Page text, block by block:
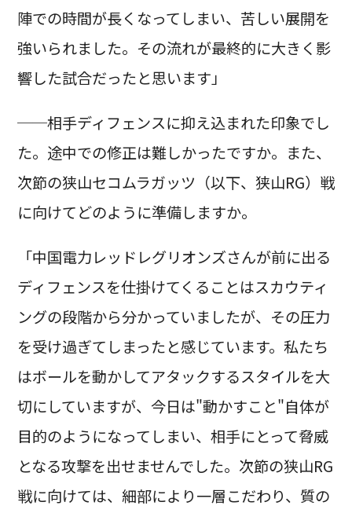
陣での時間が長くなってしまい、苦しい展開を
強いられました。その流れが最終的に大きく影
響した試合だったと思います」
──相手ディフェンスに抑え込まれた印象でし
た。途中での修正は難しかったですか。また、
次節の狭山セコムラガッツ（以下、狭山RG）戦
に向けてどのように準備しますか。
「中国電力レッドレグリオンズさんが前に出る
ディフェンスを仕掛けてくることはスカウティ
ングの段階から分かっていましたが、その圧力
を受け過ぎてしまったと感じています。私たち
はボールを動かしてアタックするスタイルを大
切にしていますが、今日は"動かすこと"自体が
目的のようになってしまい、相手にとって脅威
となる攻撃を出せませんでした。次節の狭山RG
戦に向けては、細部により一層こだわり、質の